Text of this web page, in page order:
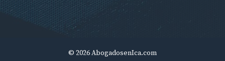
© 2026 AbogadosenIca.com